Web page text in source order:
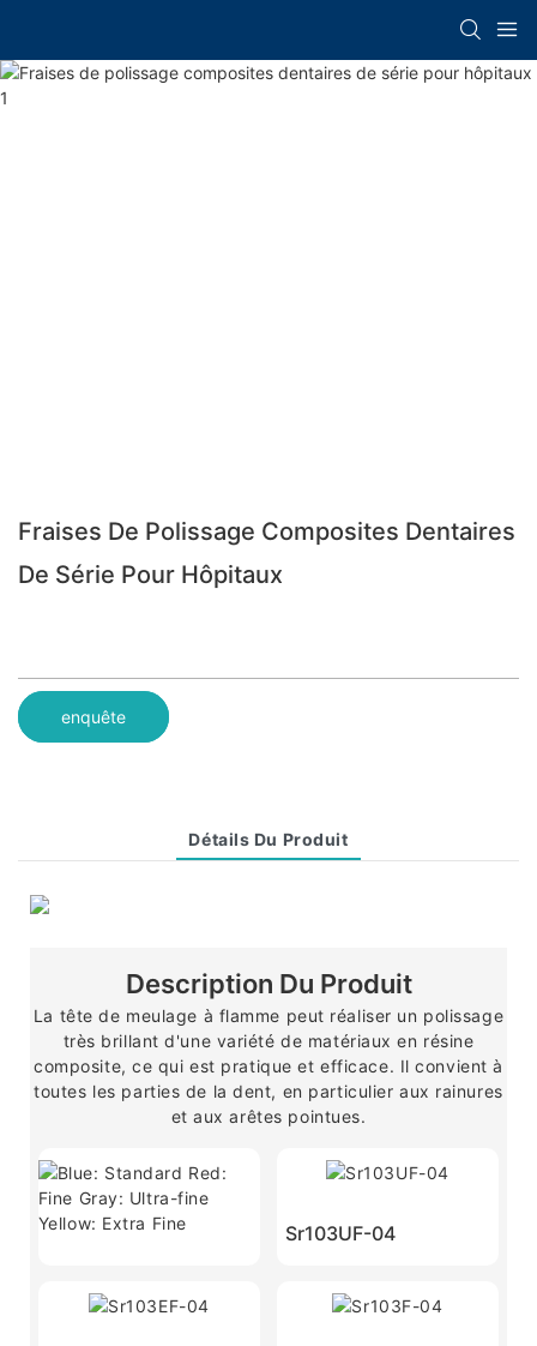
Fraises De Polissage Composites Dentaires
De Série Pour Hôpitaux
enquête
Détails Du Produit
Description Du Produit
La tête de meulage à flamme peut réaliser un polissage
très brillant d'une variété de matériaux en résine
composite, ce qui est pratique et efficace. Il convient à
toutes les parties de la dent, en particulier aux rainures
et aux arêtes pointues.
Sr103UF-04